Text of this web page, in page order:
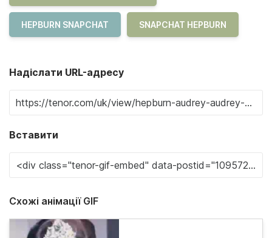
HEPBURN SNAPCHAT SNAPCHAT HEPBURN
Надіслати URL-адресу
Вставити
Схожі анімації GIF